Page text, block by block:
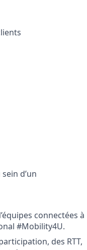
d’un
connectées à
#Mobility4U.
des RTT,